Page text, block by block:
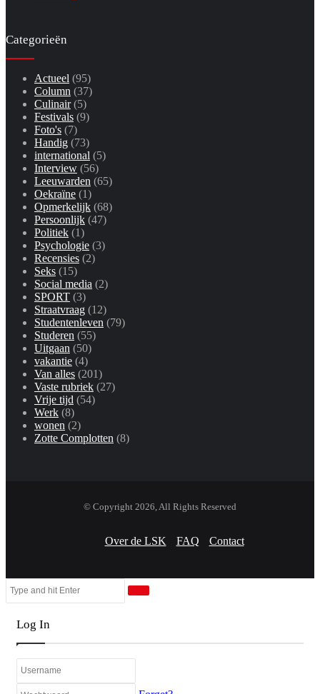
Categorieën
Actueel (95)
Column (37)
Culinair(5)
Festivals (9)
Foto's (7)
Handig (73)
international (5)
Interview (56)
Leeuwarden (65)
Oekraïne (1)
Opmerkelijk (68)
Persoonlijk (47)
Politiek (1)
Psychologie (3)
Recensies (2)
Seks (15)
Social media (2)
SPORT (3)
Straatvraag (12)
Studentenleven (79)
Studeren (55)
Uitgaan (50)
vakantie (4)
Van alles (201)
Vaste rubriek (27)
Vrije tijd (54)
Werk (8)
wonen (2)
Zotte Complotten (8)
© Copyright 2026, All Rights Reserved
Over de LSK FAQ Contact
Search
Log In